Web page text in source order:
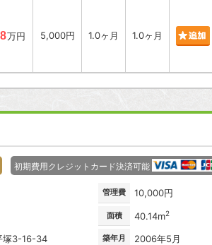
万円 5,000円 1.0ヶ月 1.0ヶ月
初期費用クレジットカード決済可能
管理費 10,000円
面積 40.14m2
塚3-16-34 築年月 2006年5月